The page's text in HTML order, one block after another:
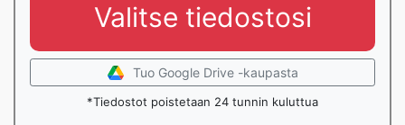
Valitse tiedostosi
Tuo Google Drive -kaupasta
*Tiedostot poistetaan 24 tunnin kuluttua